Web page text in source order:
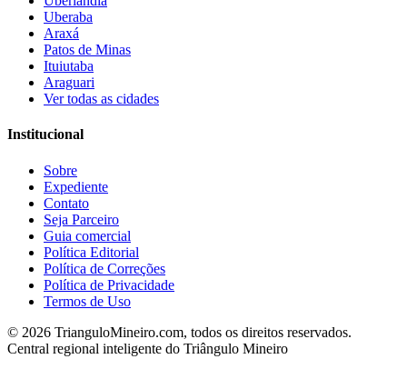
Uberaba
Araxá
Patos de Minas
Ituiutaba
Araguari
Ver todas as cidades
Institucional
Sobre
Expediente
Contato
Seja Parceiro
Guia comercial
Política Editorial
Política de Correções
Política de Privacidade
Termos de Uso
© 2026 TrianguloMineiro.com, todos os direitos reservados.
Central regional inteligente do Triângulo Mineiro